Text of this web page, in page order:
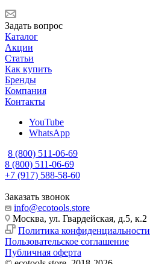
Задать вопрос
Каталог
Акции
Статьи
Как купить
Бренды
Компания
Контакты
YouTube
WhatsApp
8 (800) 511-06-69
8 (800) 511-06-69
+7 (917) 588-58-60
Заказать звонок
info@ecotools.store
Москва, ул. Гвардейская, д.5, к.2
Политика конфиденциальности
Пользовательское соглашение
Публичная оферта